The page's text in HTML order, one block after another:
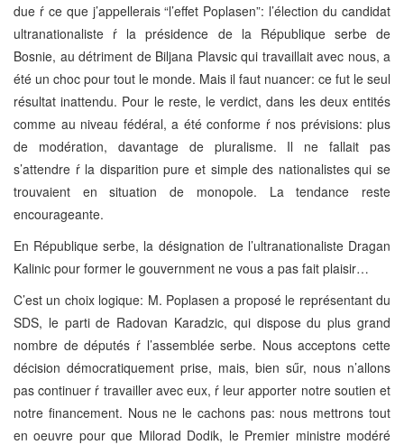
due ŕ ce que j’appellerais “l’effet Poplasen”: l’élection du candidat
ultranationaliste ŕ la présidence de la République serbe de
Bosnie, au détriment de Biljana Plavsic qui travaillait avec nous, a
été un choc pour tout le monde. Mais il faut nuancer: ce fut le seul
résultat inattendu. Pour le reste, le verdict, dans les deux entités
comme au niveau fédéral, a été conforme ŕ nos prévisions: plus
de modération, davantage de pluralisme. Il ne fallait pas
s’attendre ŕ la disparition pure et simple des nationalistes qui se
trouvaient en situation de monopole. La tendance reste
encourageante.
En République serbe, la désignation de l’ultranationaliste Dragan
Kalinic pour former le gouvernment ne vous a pas fait plaisir…
C’est un choix logique: M. Poplasen a proposé le représentant du
SDS, le parti de Radovan Karadzic, qui dispose du plus grand
nombre de députés ŕ l’assemblée serbe. Nous acceptons cette
décision démocratiquement prise, mais, bien sűr, nous n’allons
pas continuer ŕ travailler avec eux, ŕ leur apporter notre soutien et
notre financement. Nous ne le cachons pas: nous mettrons tout
en oeuvre pour que Milorad Dodik, le Premier ministre modéré